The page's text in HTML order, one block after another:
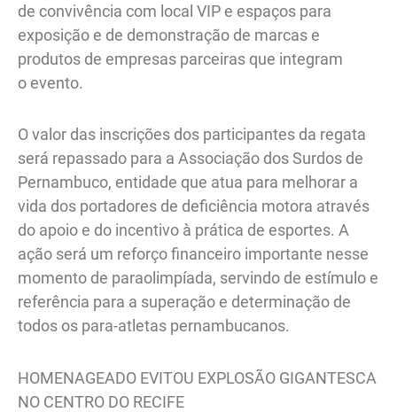
de convivência com local VIP e espaços para
exposição e de demonstração de marcas e
produtos de empresas parceiras que integram
o evento.
O valor das inscrições dos participantes da regata
será repassado para a Associação dos Surdos de
Pernambuco, entidade que atua para melhorar a
vida dos portadores de deficiência motora através
do apoio e do incentivo à prática de esportes. A
ação será um reforço financeiro importante nesse
momento de paraolimpíada, servindo de estímulo e
referência para a superação e determinação de
todos os para-atletas pernambucanos.
HOMENAGEADO EVITOU EXPLOSÃO GIGANTESCA
NO CENTRO DO RECIFE